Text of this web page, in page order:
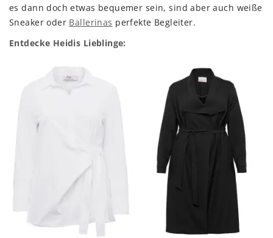
es dann doch etwas bequemer sein, sind aber auch weiße
Sneaker oder Ballerinas perfekte Begleiter.
Entdecke Heidis Lieblinge: